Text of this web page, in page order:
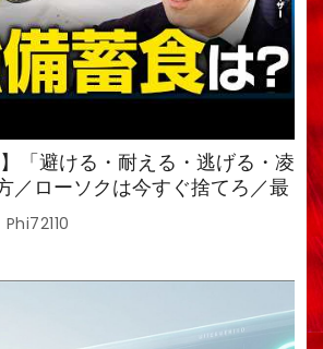
】「避ける・耐える・逃げる・凌
／ローソクは今すぐ捨てろ／最
」／トイレ備蓄がなければ食料
Phi72110